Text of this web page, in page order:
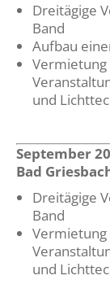
​Dreitägige
Band
Aufbau
und
September
Bad
​Dreitägige
Band
und